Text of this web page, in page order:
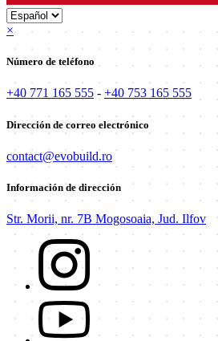
×
Número de teléfono
+40 771 165 555 - +40 753 165 555
Dirección de correo electrónico
contact@evobuild.ro
Información de dirección
Str. Morii, nr. 7B Mogosoaia, Jud. Ilfov